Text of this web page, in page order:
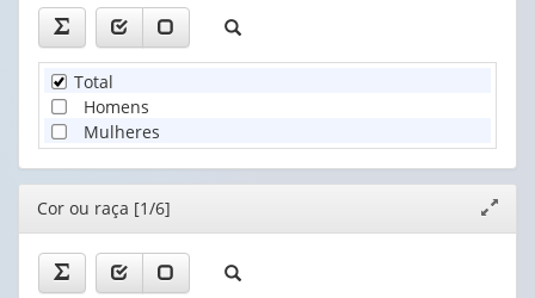
Total
Homens
Mulheres
Editor
janela
Cor ou raça [1/6]